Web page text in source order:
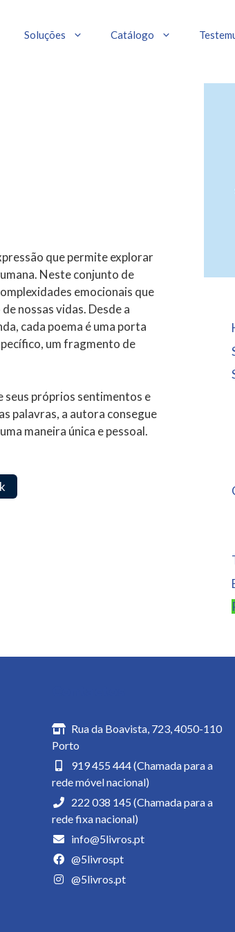
Soluções Catálogo
que permite explorar
Neste conjunto de
emocionais que
nossas vidas. Desde a
cada poema é uma porta
um fragmento de
próprios sentimentos e
palavras, a autora consegue
maneira única e pessoal.
Rua da Boavista, 723, 4050-110
Porto
919 455 444 (Chamada para a
rede móvel nacional)
222 038 145 (Chamada para a
rede fixa nacional)
info@5livros.pt
@5livrospt
@5livros.pt